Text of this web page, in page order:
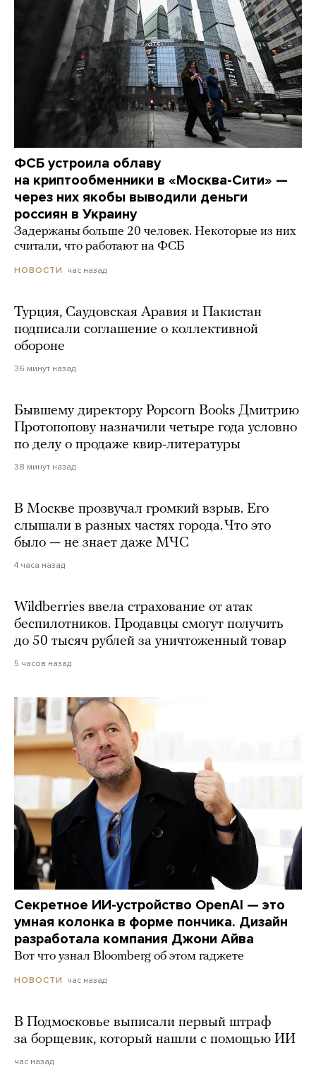
ФСБ устроила облаву
на криптообменники в «Москва-Сити» —
через них якобы выводили деньги
россиян в Украину
Задержаны больше 20 человек. Некоторые из них
считали, что работают на ФСБ
НОВОСТИ час назад
Турция, Саудовская Аравия и Пакистан
подписали соглашение о коллективной
обороне
36 минут назад
Бывшему директору Popcorn Books Дмитрию
Протопопову назначили четыре года условно
по делу о продаже квир-литературы
38 минут назад
В Москве прозвучал громкий взрыв. Его
слышали в разных частях города. Что это
было — не знает даже МЧС
4 часа назад
Wildberries ввела страхование от атак
беспилотников. Продавцы смогут получить
до 50 тысяч рублей за уничтоженный товар
5 часов назад
Секретное ИИ-устройство OpenAI — это
умная колонка в форме пончика. Дизайн
разработала компания Джони Айва
Вот что узнал Bloomberg об этом гаджете
НОВОСТИ час назад
В Подмосковье выписали первый штраф
за борщевик, который нашли с помощью ИИ
час назад